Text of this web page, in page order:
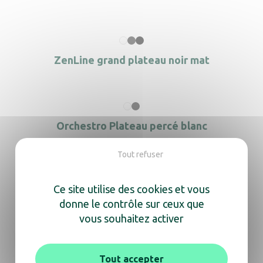
ZenLine grand plateau noir mat
Orchestro Plateau percé blanc
Orchestro Plateau SDB noir
Ce site utilise des cookies et vous
donne le contrôle sur ceux que
vous souhaitez activer
Tout accepter
Tout refuser